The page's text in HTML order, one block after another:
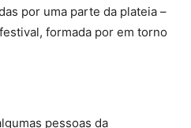
por uma parte da plateia –
formada por em torno
pessoas da